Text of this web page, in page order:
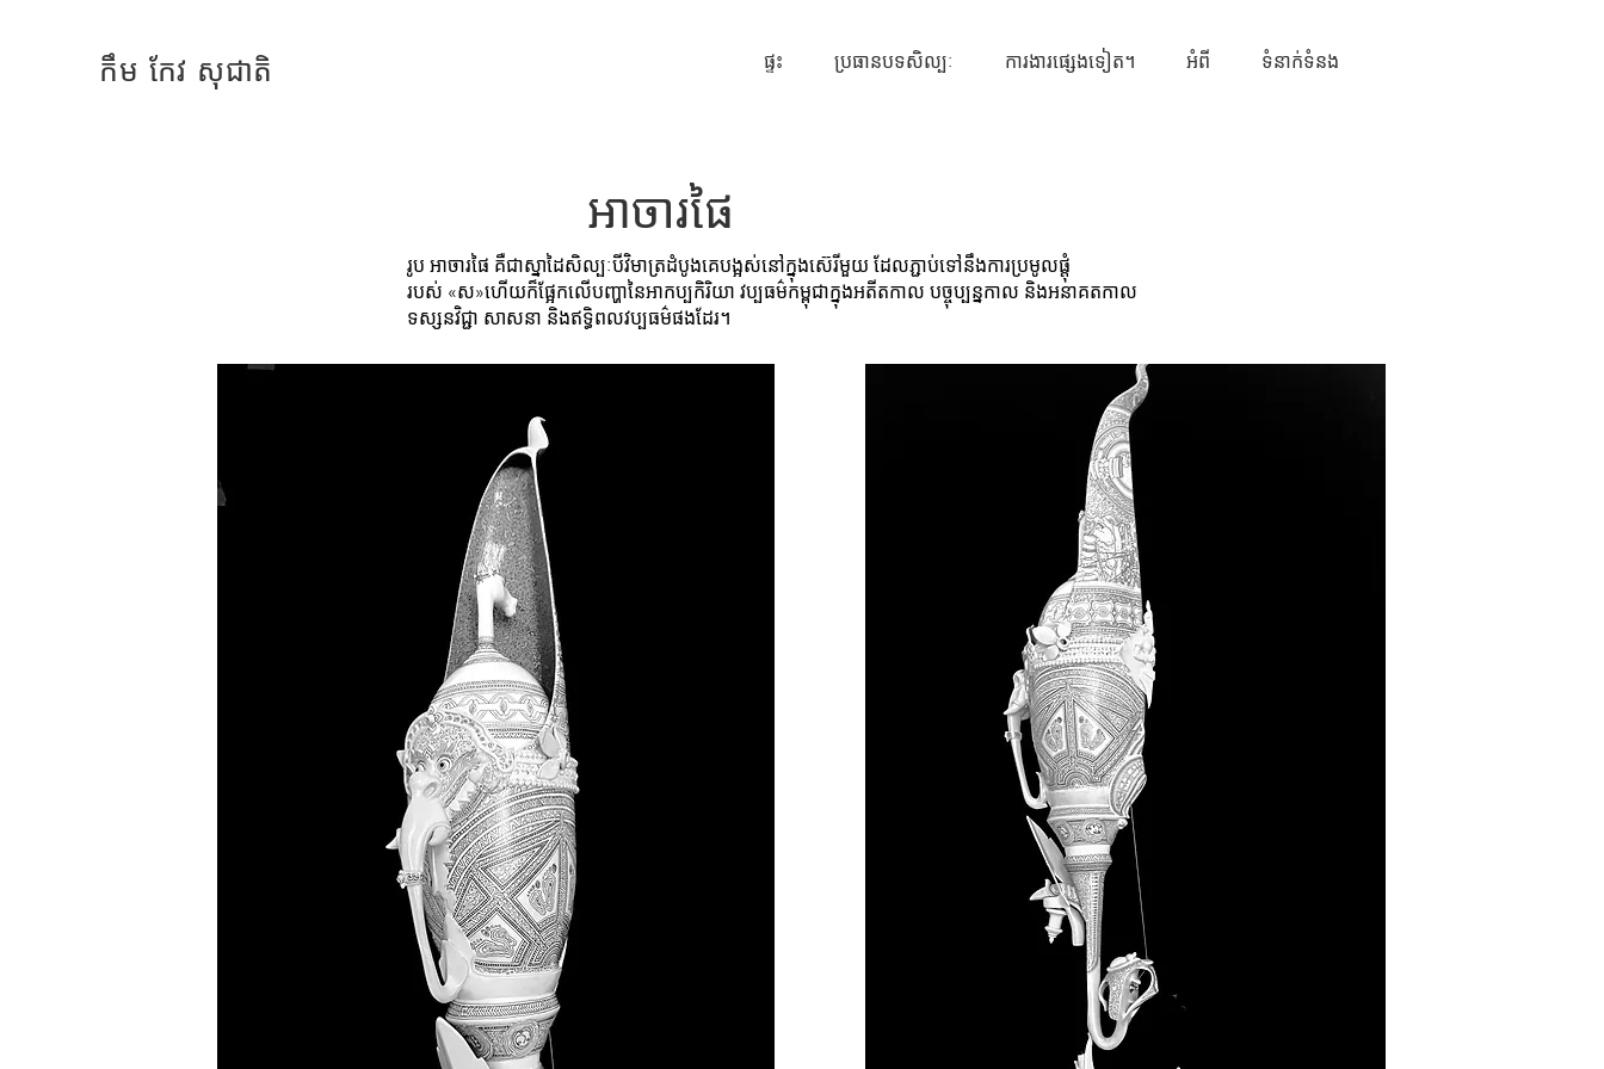
កឹម កែវ សុជាតិ ផ្ទះ ប្រធានបទសិល្បៈ ការងារផ្សេងទៀត។ អំពី ទំនាក់ទំនង
អាចារផៃ
រូប អាចារផៃ គឺជាស្នាដៃសិល្បៈបីវិមាត្រដំបូងគេបង្អស់នៅក្នុងស៊េរីមួយ ដែលភ្ជាប់ទៅនឹងការប្រមូលផ្ដុំ
របស់ «ស»ហើយក៏ផ្អែកលើបញ្ហានៃអាកប្បកិរិយា វប្បធម៌កម្ពុជាក្នុងអតីតកាល បច្ចុប្បន្នកាល និងអនាគតកាល
ទស្សនវិជ្ជា សាសនា និងឥទ្ធិពលវប្បធម៌ផងដែរ។